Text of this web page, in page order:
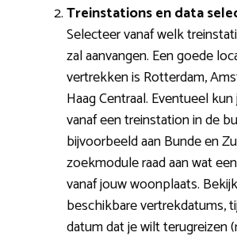
Treinstations en data
Selecteer vanaf welk
zal aanvangen. Een goede
vertrekken is Rotterdam,
Haag Centraal. Eventueel
vanaf een treinstation in de
bijvoorbeeld aan Bunde en
zoekmodule raad aan wat
vanaf jouw woonplaats.
beschikbare vertrekdatums,
datum dat je wilt terugreizen